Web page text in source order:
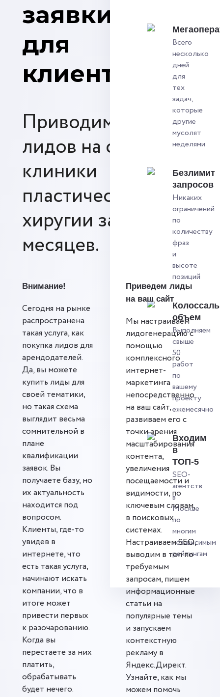
заявки
для
клиентов
Приводим от 900
лидов на сайт
клиники
пластической
хиругии за 12
месяцев.
Всего
несколько
дней
для
тех
задач,
которые
другие
мусолят
неделями
Безлимит
запросов
Никаких
ограничений
по
количеству
фраз
и
высоте
позиций
объем
Выполняем
свыше
50
работ
по
вашему
проекту
ежемесячно
Входим
в
ТОП-5
SEO-
агентств
в
Москве
по
многим
независимым
рейтингам
Внимание!
Сегодня на рынке
распространена
такая услуга, как
покупка лидов для
арендодателей.
Да, вы можете
купить лиды для
своей тематики,
но такая схема
выглядит весьма
сомнительной в
плане
квалификации
заявок. Вы
получаете базу, но
их актуальность
находится под
вопросом.
Клиенты, где-то
увидев в
интернете, что
есть такая услуга,
начинают искать
компании, что в
итоге может
привести первых
к разочарованию.
Когда вы
перестаете за них
платить,
обрабатывать
будет нечего.
Приведем лиды
на ваш сайт
Мы настраиваем
лидогенерацию с
помощью
комплексного
интернет-
маркетинга
непосредственно
на ваш сайт,
развиваем его с
точки зрения
масштабирования
контента,
увеличения
посещаемости и
видимости, по
ключевым словам,
в поисковых
системах.
Настраиваем SEO,
выводим в топ по
требуемым
запросам, пишем
информационные
статьи на
популярные темы
и запускаем
контекстную
рекламу в
Яндекс.Директ.
Узнайте, как мы
можем помочь